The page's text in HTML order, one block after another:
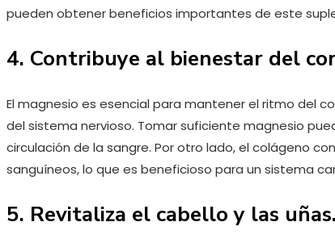
pueden obtener beneficios importantes de este
4. Contribuye al bienestar del
El magnesio es esencial para mantener el ritmo del
del sistema nervioso. Tomar suficiente magnesio
circulación de la sangre. Por otro lado, el colágeno
sanguíneos, lo que es beneficioso para un sistema
5. Revitaliza el cabello y las uñas.